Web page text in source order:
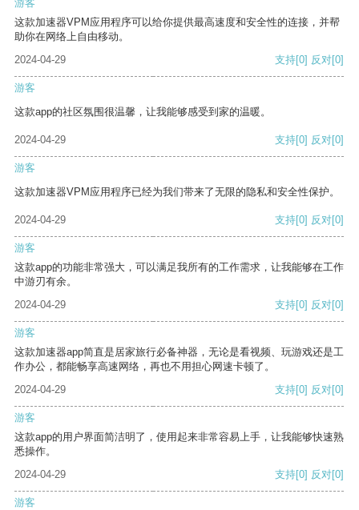
游客
这款加速器VPM应用程序可以给你提供最高速度和安全性的连接，并帮
助你在网络上自由移动。
2024-04-29
支持[0] 反对[0]
游客
这款app的社区氛围很温馨，让我能够感受到家的温暖。
2024-04-29 支持[0] 反对[0]
游客
这款加速器VPM应用程序已经为我们带来了无限的隐私和安全性保护。
2024-04-29 支持[0] 反对[0]
游客
这款app的功能非常强大，可以满足我所有的工作需求，让我能够在工作
中游刃有余。
2024-04-29
支持[0] 反对[0]
游客
这款加速器app简直是居家旅行必备神器，无论是看视频、玩游戏还是工
作办公，都能畅享高速网络，再也不用担心网速卡顿了。
2024-04-29
支持[0] 反对[0]
游客
这款app的用户界面简洁明了，使用起来非常容易上手，让我能够快速熟
悉操作。
2024-04-29
支持[0] 反对[0]
游客